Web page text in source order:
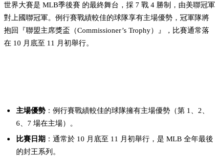
世界大賽是 MLB季後賽 的最終舞台，採 7 戰 4 勝制，由美聯冠軍
對上國聯冠軍。例行賽戰績較佳的球隊享有主場優勢，冠軍隊將
抱回『聯盟主席獎盃（Commissioner’s Trophy）』，比賽通常落
在 10 月底至 11 月初舉行。
主場優勢 ：例行賽戰績較佳的球隊擁有主場優勢（第 1、2、
6、7 場在主場）。
比賽日期 ：通常於 10 月底至 11 月初舉行，是 MLB 全年最後
的封王系列。